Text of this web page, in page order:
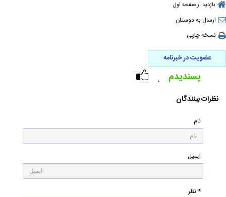
بازدید از صفحه اول
ارسال به دوستان
نسخه چاپی
عضویت در خبرنامه
۰ پسندیدم
نظرات بینندگان
نام
ایمیل
* نظر